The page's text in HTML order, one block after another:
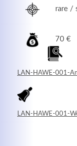
rare /
70 €
LAN-HAWE-001-
LAN-HAWE-001-
elit.